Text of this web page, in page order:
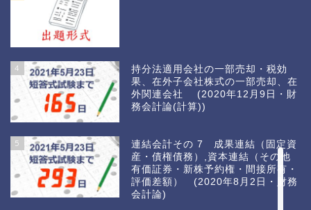
4
持分法適用会社の一部売却・税効
果、在外子会社株式の一部売却、在
外関連会社 (2020年12月9日・財
務会計論(計算))
5
連結会計その 7 成果連結（固定資
産・債権債務）,資本連結（その他
有価証券・新株予約権・間接所有・
評価差額） (2020年8月2日・財務
会計論)
カウントダウン2021